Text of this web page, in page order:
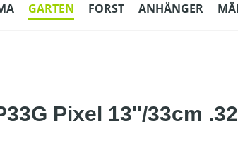
GARTEN FORST ANHÄNGER
Pixel 13''/33cm